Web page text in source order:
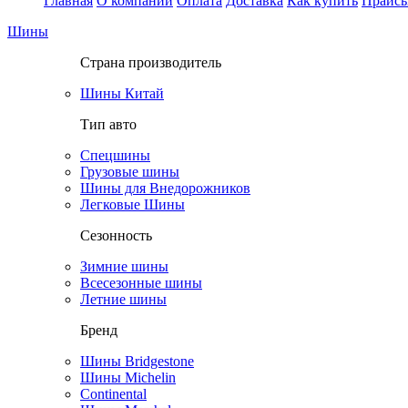
Шины
Страна производитель
Шины Китай
Тип авто
Спецшины
Грузовые шины
Шины для Внедорожников
Легковые Шины
Сезонность
Зимние шины
Всесезонные шины
Летние шины
Бренд
Шины Bridgestone
Шины Michelin
Continental